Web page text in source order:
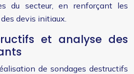
du secteur, en renforçant les
devis initiaux.
et analyse des
de sondages destructifs